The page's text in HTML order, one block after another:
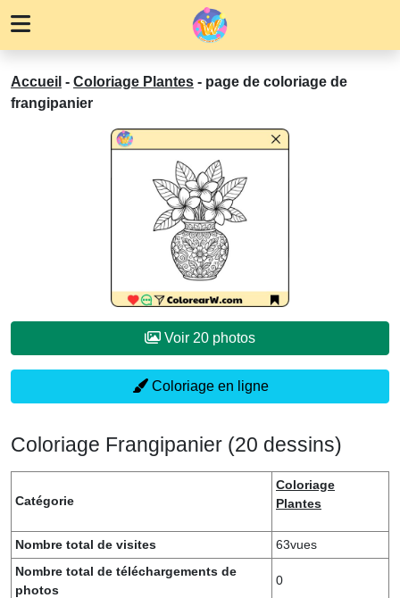
Accueil - Coloriage Plantes - page de coloriage de
frangipanier
Voir 20 photos
Coloriage en ligne
Coloriage Frangipanier (20 dessins)
Catégorie
Coloriage
Plantes
Nombre total de visites
63vues
Nombre total de téléchargements de
photos
0